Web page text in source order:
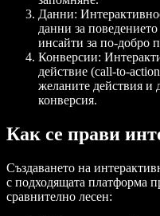
Данни:
данни за
инсайти за по-добро
Конверсии:
действие (call-to-
желаните действия и
конверсия.
Как се прави
Създаването на
с подходящата платформа
сравнително лесен: